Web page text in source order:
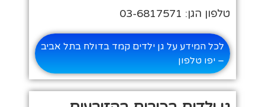
טלפון הגן: 03-6817571
לכל המידע על גן ילדים קמד בדולח בתל אביב
– יפו טלפון